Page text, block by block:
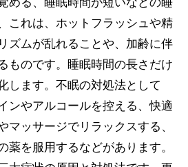
める、睡眠時間が短いなどの睡
これは、ホットフラッシュや精
ズムが乱れることや、加齢に伴
ものです。睡眠時間の長さだけ
します。不眠の対処法として
ンやアルコールを控える、快適
マッサージでリラックスする、
薬を服用するなどがあります。